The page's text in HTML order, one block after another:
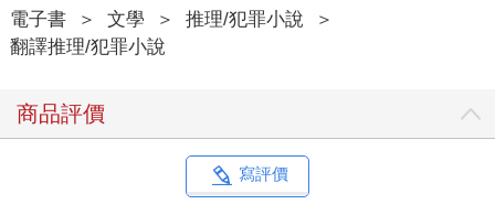
電子書 ＞ 文學 ＞ 推理/犯罪小說
＞
翻譯推理/犯罪小說
商品評價
寫評價